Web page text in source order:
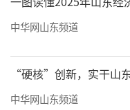
（二）扬尘源
干道道路保洁在
作业频次。矿山
中华网山东频道
“硬核”创新，实干山
中华网山东频道